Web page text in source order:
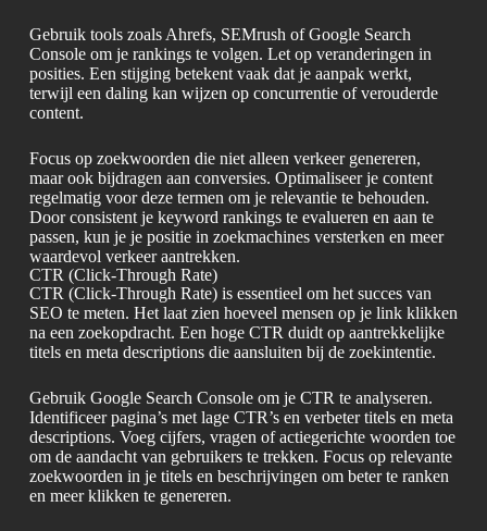
Gebruik tools zoals Ahrefs, SEMrush of Google Search
Console om je rankings te volgen. Let op veranderingen in
posities. Een stijging betekent vaak dat je aanpak werkt,
terwijl een daling kan wijzen op concurrentie of verouderde
content.
Focus op zoekwoorden die niet alleen verkeer genereren,
maar ook bijdragen aan conversies. Optimaliseer je content
regelmatig voor deze termen om je relevantie te behouden.
Door consistent je keyword rankings te evalueren en aan te
passen, kun je je positie in zoekmachines versterken en meer
waardevol verkeer aantrekken.
CTR (Click-Through Rate)
CTR (Click-Through Rate) is essentieel om het succes van
SEO te meten. Het laat zien hoeveel mensen op je link klikken
na een zoekopdracht. Een hoge CTR duidt op aantrekkelijke
titels en meta descriptions die aansluiten bij de zoekintentie.
Gebruik Google Search Console om je CTR te analyseren.
Identificeer pagina’s met lage CTR’s en verbeter titels en meta
descriptions. Voeg cijfers, vragen of actiegerichte woorden toe
om de aandacht van gebruikers te trekken. Focus op relevante
zoekwoorden in je titels en beschrijvingen om beter te ranken
en meer klikken te genereren.